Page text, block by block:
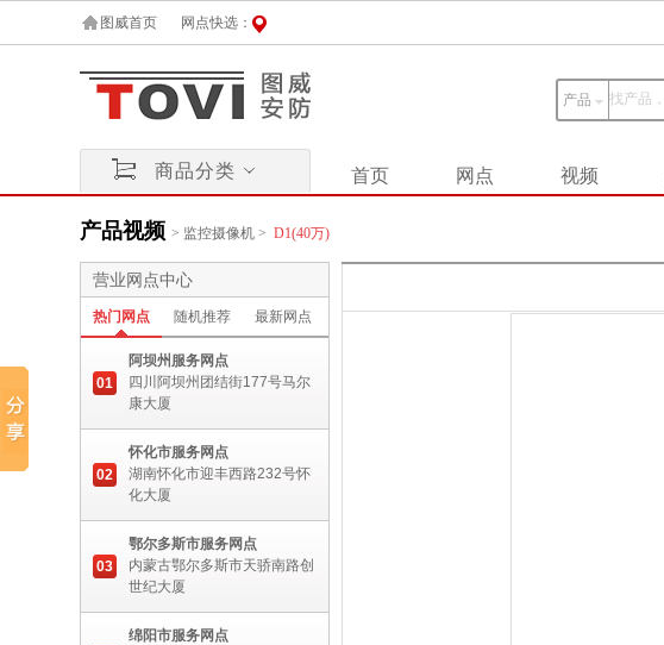
图威首页 网点快选：
产品
商品分类 首页 网点 视频
产品视频 > 监控摄像机 > D1(40万)
营业网点中心
热门网点 随机推荐 最新网点
01
阿坝州服务网点
四川阿坝州团结街177号马尔
康大厦
02
怀化市服务网点
湖南怀化市迎丰西路232号怀
化大厦
03
鄂尔多斯市服务网点
内蒙古鄂尔多斯市天骄南路创
世纪大厦
绵阳市服务网点